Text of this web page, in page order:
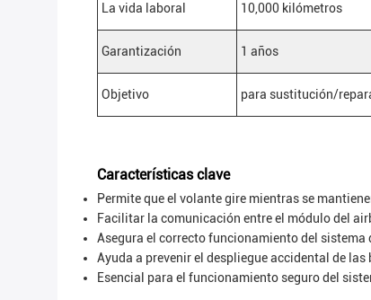
La vida laboral 10,000 kilómetros
Garantización 1 años
Objetivo para sustitución/
Características clave
Permite que el volante gire mientras se
Facilitar la comunicación entre el módulo del
Asegura el correcto funcionamiento del
Ayuda a prevenir el despliegue accidental de las
Esencial para el funcionamiento seguro del